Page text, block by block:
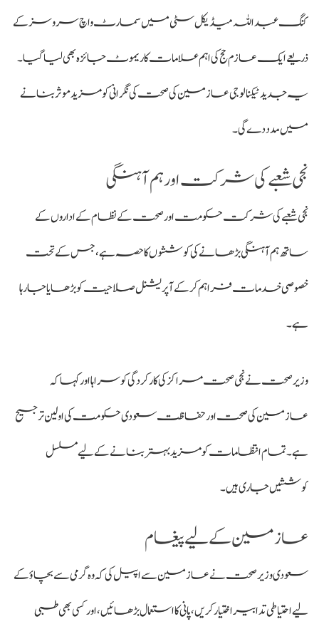
کنگ عبداللہ میڈیکل سٹی میں سمارٹ واچ سروسز کے
ذریعے ایک عازم حج کی اہم علامات کا ریموٹ جائزہ بھی لیا گیا۔
یہ جدید ٹیکنالوجی عازمین کی صحت کی نگرانی کو مزید موثر بنانے
میں مدد دے گی۔
نجی شعبے کی شرکت اور ہم آہنگی
نجی شعبے کی شرکت حکومت اور صحت کے نظام کے اداروں کے
ساتھ ہم آہنگی بڑھانے کی کوششوں کا حصہ ہے، جس کے تحت
خصوصی خدمات فراہم کر کے آپریشنل صلاحیت کو بڑھایا جا رہا
ہے۔
وزیر صحت نے نجی صحت مراکز کی کارکردگی کو سراہا اور کہا کہ
عازمین کی صحت اور حفاظت سعودی حکومت کی اولین ترجیح
ہے۔ تمام انتظامات کو مزید بہتر بنانے کے لیے مسلسل
کوششیں جاری ہیں۔
عازمین کے لیے پیغام
سعودی وزیر صحت نے عازمین سے اپیل کی کہ وہ گرمی سے بچاؤ کے
لیے احتیاطی تدابیر اختیار کریں، پانی کا استعمال بڑھائیں، اور کسی بھی طبی